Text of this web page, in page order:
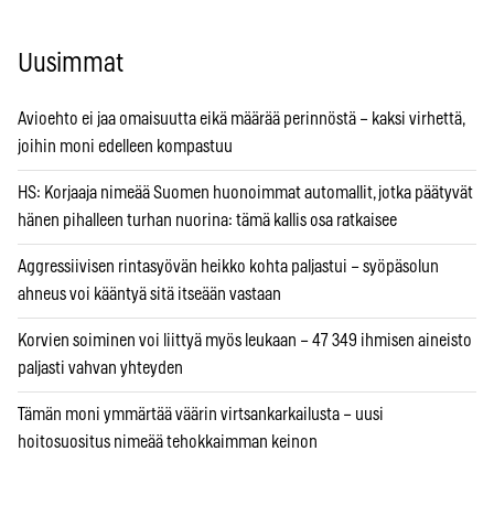
Uusimmat
Avioehto ei jaa omaisuutta eikä määrää perinnöstä – kaksi virhettä,
joihin moni edelleen kompastuu
HS: Korjaaja nimeää Suomen huonoimmat automallit, jotka päätyvät
hänen pihalleen turhan nuorina: tämä kallis osa ratkaisee
Aggressiivisen rintasyövän heikko kohta paljastui – syöpäsolun
ahneus voi kääntyä sitä itseään vastaan
Korvien soiminen voi liittyä myös leukaan – 47 349 ihmisen aineisto
paljasti vahvan yhteyden
Tämän moni ymmärtää väärin virtsankarkailusta – uusi
hoitosuositus nimeää tehokkaimman keinon